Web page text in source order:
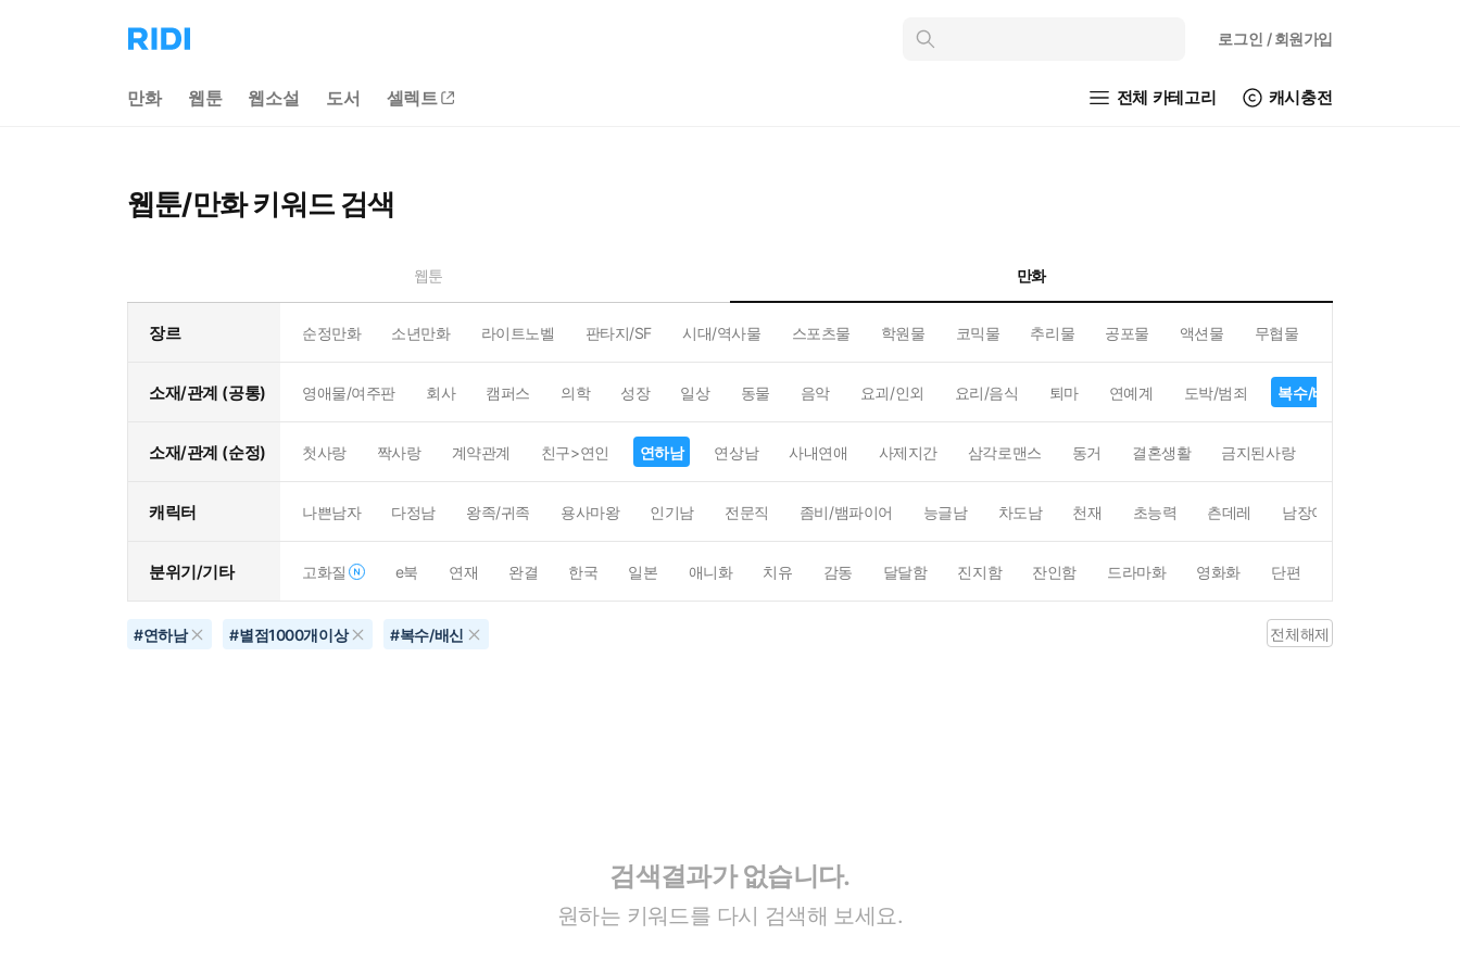
리
디
으
인
로그인 / 회원가입
만화 웹툰 웹소설 도서 셀렉트 전체 카테고리 캐시충전
웹툰/만화 키워드 검색
웹툰 만화
장르 순정만화 소년만화 라이트노벨 판타지/SF 시대/역사물 스포츠물 학원물 코믹물 추리물 공포물 액션물 무협물
소재/관계 (공통) 영애물/여주판 회사 캠퍼스 의학 성장 일상 동물 음악 요괴/인외 요리/음식 퇴마 연예계 도박/범죄 복수/배신
소재/관계 (순정) 첫사랑 짝사랑 계약관계 친구>연인 연하남 연상남 사내연애 사제지간 삼각로맨스 동거 결혼생활 금지된사랑
캐릭터 나쁜남자 다정남 왕족/귀족 용사마왕 인기남 전문직 좀비/뱀파이어 능글남 차도남 천재 초능력 츤데레 남장여자
분위기/기타 고화질 e북 연재 완결 한국 일본 애니화 치유 감동 달달함 진지함 잔인함 드라마화 영화화 단편
#연하남 #별점1000개이상 #복수/배신 전체해제
검색결과가 없습니다.
원하는 키워드를 다시 검색해 보세요.